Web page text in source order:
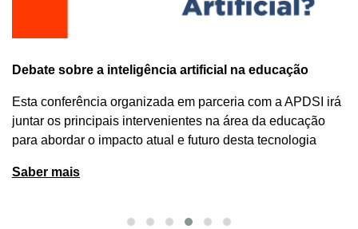
Debate sobre a inteligência artificial na educação
Esta conferência organizada em parceria com a APDSI irá
juntar os principais intervenientes na área da educação
para abordar o impacto atual e futuro desta tecnologia
Saber mais